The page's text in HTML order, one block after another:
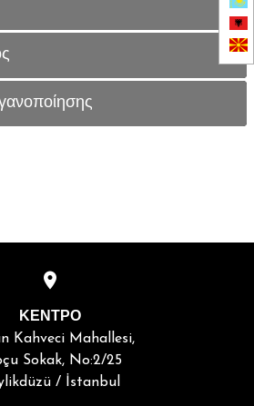
ΚΕΝΤΡΟ
Kahveci Mahallesi,
Sokak, No:2/25
/ İstanbul